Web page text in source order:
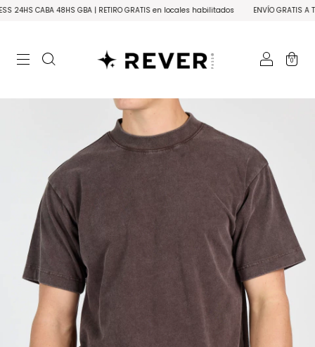
48HS GBA | RETIRO GRATIS en locales habilitados ENVÍO GRATIS A TODO EL
0